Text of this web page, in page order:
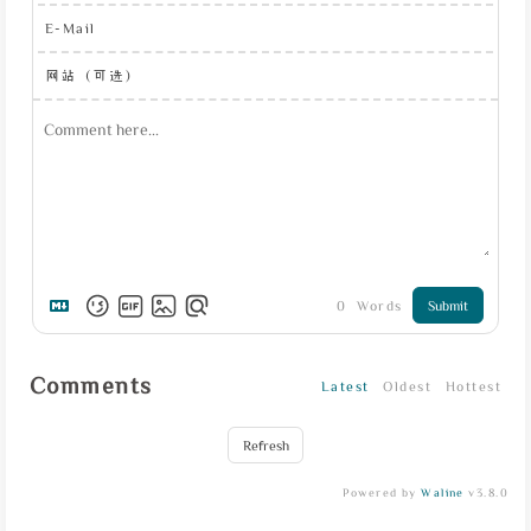
E-Mail
网站（可选）
0 Words Submit
Comments Latest Oldest Hottest
Refresh
Powered byWaline v3.8.0